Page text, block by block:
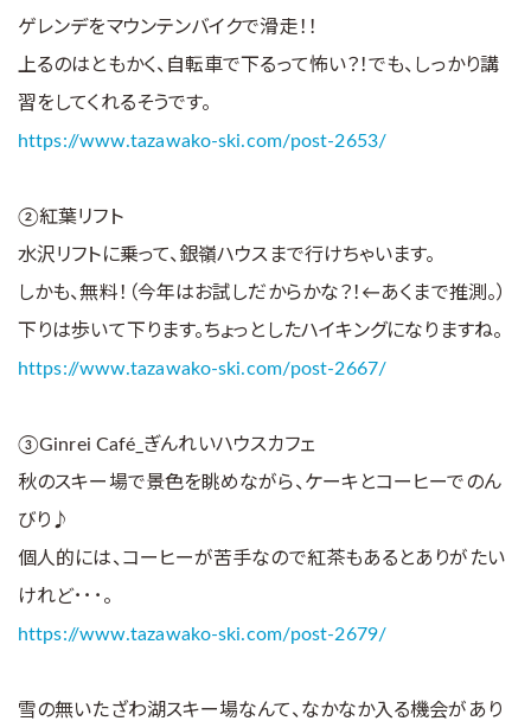
ゲレンデをマウンテンバイクで滑走！！
上るのはともかく、自転車で下るって怖い？！でも、しっかり講
習をしてくれるそうです。
https://www.tazawako-ski.com/post-2653/
②紅葉リフト
水沢リフトに乗って、銀嶺ハウスまで行けちゃいます。
しかも、無料！（今年はお試しだからかな？！←あくまで推測。）
下りは歩いて下ります。ちょっとしたハイキングになりますね。
https://www.tazawako-ski.com/post-2667/
③Ginrei Café_ぎんれいハウスカフェ
秋のスキー場で景色を眺めながら、ケーキとコーヒーでのん
びり♪
個人的には、コーヒーが苦手なので紅茶もあるとありがたい
けれど･･･。
https://www.tazawako-ski.com/post-2679/
雪の無いたざわ湖スキー場なんて、なかなか入る機会があり